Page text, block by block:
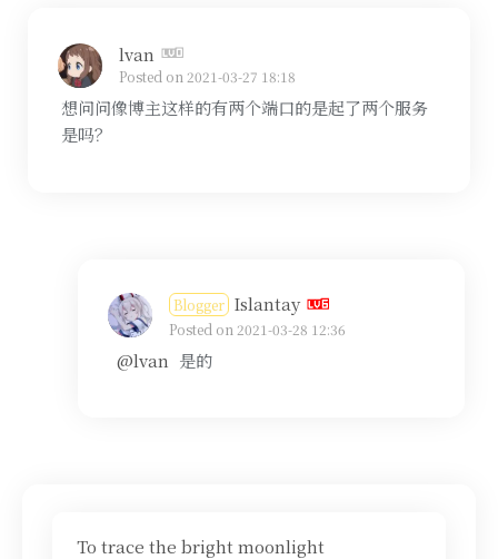
lvan
Posted on 2021-03-27 18:18
想问问像博主这样的有两个端口的是起了两个服务
是吗？
Blogger Islantay
Posted on 2021-03-28 12:36
@lvan 是的
To trace the bright moonlight